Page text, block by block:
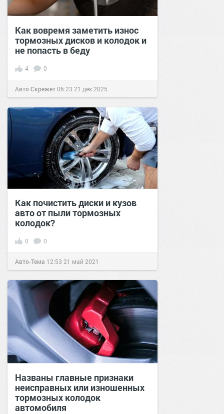
Как вовремя заметить износ
тормозных дисков и колодок и
не попасть в беду
4 0
Авто Скрежет06:23 21 дек 2025
Как почистить диски и кузов
авто от пыли тормозных
колодок?
0 0
Авто-Тема 12:53 21 май 2021
Названы главные признаки
неисправных или изношенных
тормозных колодок
автомобиля